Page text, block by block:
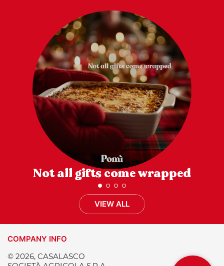
Not all gifts come wrapped
VIEW ALL
COMPANY INFO
© 2026, CASALASCO